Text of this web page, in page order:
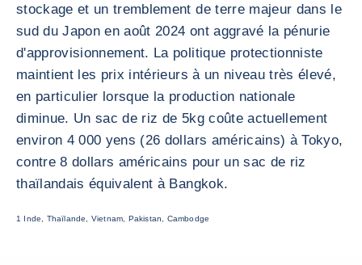
stockage et un tremblement de terre majeur dans le
sud du Japon en août 2024 ont aggravé la pénurie
d'approvisionnement. La politique protectionniste
maintient les prix intérieurs à un niveau très élevé,
en particulier lorsque la production nationale
diminue. Un sac de riz de 5kg coûte actuellement
environ 4 000 yens (26 dollars américains) à Tokyo,
contre 8 dollars américains pour un sac de riz
thaïlandais équivalent à Bangkok.
1 Inde, Thaïlande, Vietnam, Pakistan, Cambodge